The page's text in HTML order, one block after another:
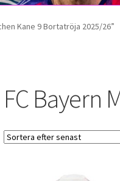
Mitt kontoStorleksguiden
Kane 9 Bortatröja 2025/26”
FC Bayern